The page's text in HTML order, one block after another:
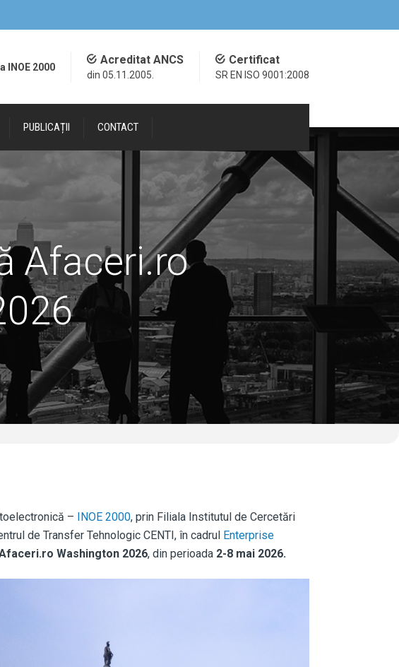
Certificat
SR EN ISO 9001:2008
Acreditat ANCS
din 05.11.2005.
INOE 2000
PUBLICAȚII CONTACT
Afaceri.ro
– INOE 2000, prin Filiala Institutul de Cercetări
de Transfer Tehnologic CENTI, în cadrul Enterprise
Washington 2026, din perioada 2-8 mai 2026.